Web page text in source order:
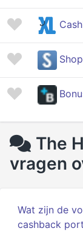
The
vragen
Wat zijn de
cashback